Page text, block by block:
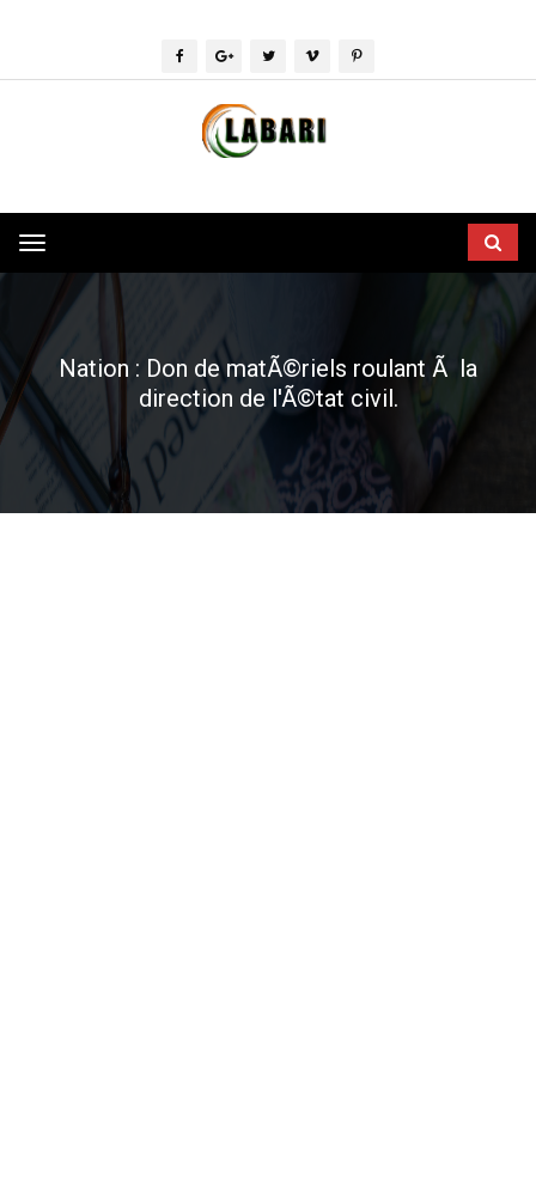
Toggle
navigation
Nation : Don de matÃ©riels roulant Ã la
direction de l'Ã©tat civil.